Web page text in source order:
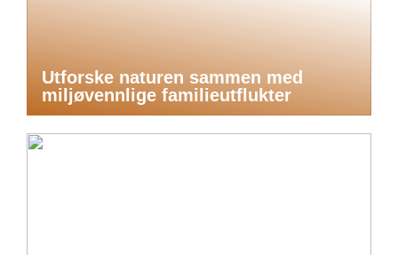
Utforske naturen sammen med
miljøvennlige familieutflukter